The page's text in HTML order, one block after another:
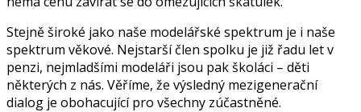
Stejně široké jako naše modelářské spektrum je i naše
spektrum věkové. Nejstarší člen spolku je již řadu let v
penzi, nejmladšími modeláři jsou pak školáci – děti
některých z nás. Věříme, že výsledný mezigenerační
dialog je obohacující pro všechny zúčastněné.